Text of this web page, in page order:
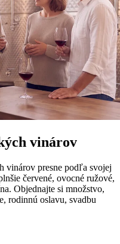
vinárov
vinárov presne podľa svojej
červené, ovocné ružové,
Objednajte si množstvo,
rodinnú oslavu, svadbu